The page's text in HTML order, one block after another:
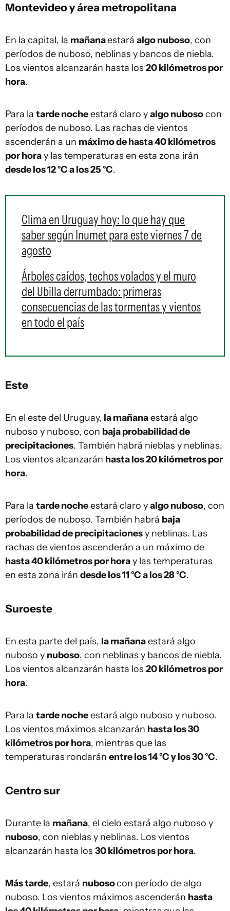
Montevideo y área metropolitana
En la capital, la mañanaestará algo nuboso, con
períodos de nuboso, neblinas y bancos de niebla.
Los vientos alcanzarán hasta los 20 kilómetros por
hora.
Para la tarde nocheestará claro yalgo nubosocon
períodos de nuboso. Las rachas de vientos
ascenderán a un máximo de hasta 40 kilómetros
por horay las temperaturas en esta zona irán
desde los 12 °C a los 25 °C.
Clima en Uruguay hoy: lo que hay que
saber según Inumet para este viernes 7 de
agosto
Árboles caídos, techos volados y el muro
del Ubilla derrumbado: primeras
consecuencias de las tormentas y vientos
en todo el país
Este
En el este del Uruguay, la mañanaestará algo
nuboso y nuboso, con baja probabilidad de
precipitaciones. También habrá nieblas y neblinas.
Los vientos alcanzarán hasta los 20 kilómetros por
hora.
Para la tarde nocheestará claro yalgo nuboso, con
períodos de nuboso. También habrá baja
probabilidad de precipitacionesy neblinas. Las
rachas de vientos ascenderán a un máximo de
hasta 40 kilómetros por horay las temperaturas
en esta zona irán desde los 11 °C a los 28 °C.
Suroeste
En esta parte del país, la mañanaestará algo
nuboso y nuboso, con neblinas y bancos de niebla.
Los vientos alcanzarán hasta los 20 kilómetros por
hora.
Para la tarde nocheestará algo nuboso y nuboso.
Los vientos máximos alcanzarán hasta los 30
kilómetros por hora, mientras que las
temperaturas rondarán entre los 14 °C y los 30 °C.
Centro sur
Durante la mañana, el cielo estará algo nuboso y
nuboso, con nieblas y neblinas. Los vientos
alcanzarán hasta los 30 kilómetros por hora.
Más tarde, estará nubosocon período de algo
nuboso. Los vientos máximos ascenderán hasta